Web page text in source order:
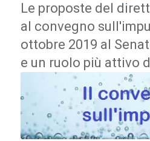
Le proposte del
al convegno
ottobre 2019 al
e un ruolo più attivo